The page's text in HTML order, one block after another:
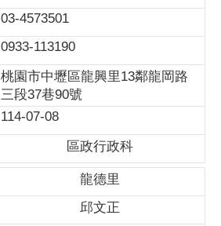
03-4573501
0933-113190
桃園市中壢區龍興里13鄰龍岡路
三段37巷90號
114-07-08
區政行政科
龍德里
邱文正